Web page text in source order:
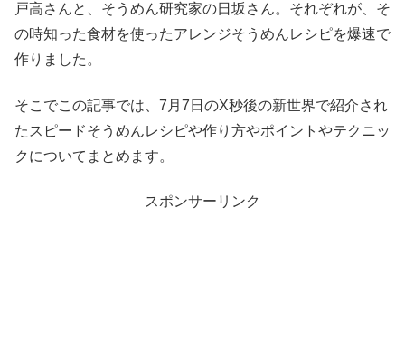
戸高さんと、そうめん研究家の日坂さん。それぞれが、そ
の時知った食材を使ったアレンジそうめんレシピを爆速で
作りました。
そこでこの記事では、7月7日のX秒後の新世界で紹介され
たスピードそうめんレシピや作り方やポイントやテクニッ
クについてまとめます。
スポンサーリンク